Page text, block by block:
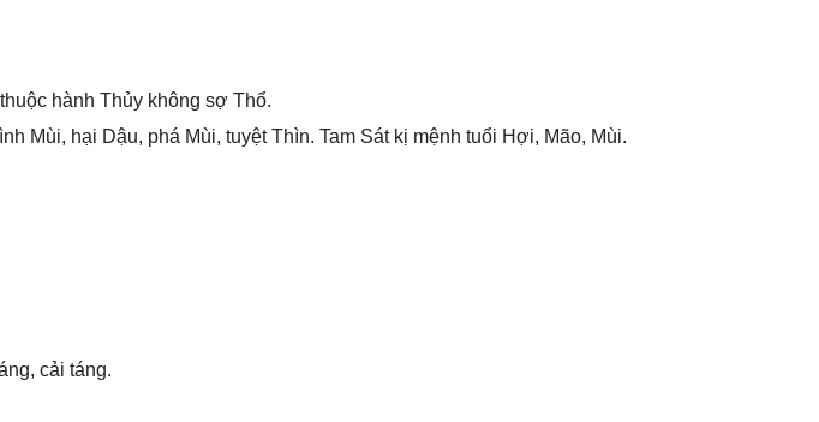
hành Thủy khônɡ ѕợ Thổ.
Mùi, hại Dậu, phá Mùi, tuyệt Thìn. Tam Sát kị mệnh tuổi Hợi, Mão, Mùi.
cải táng.